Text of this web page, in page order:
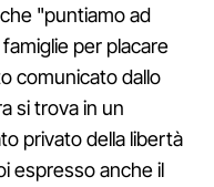
che "puntiamo ad
per placare
comunicato dallo
si trova in un
privato della libertà
espresso anche il